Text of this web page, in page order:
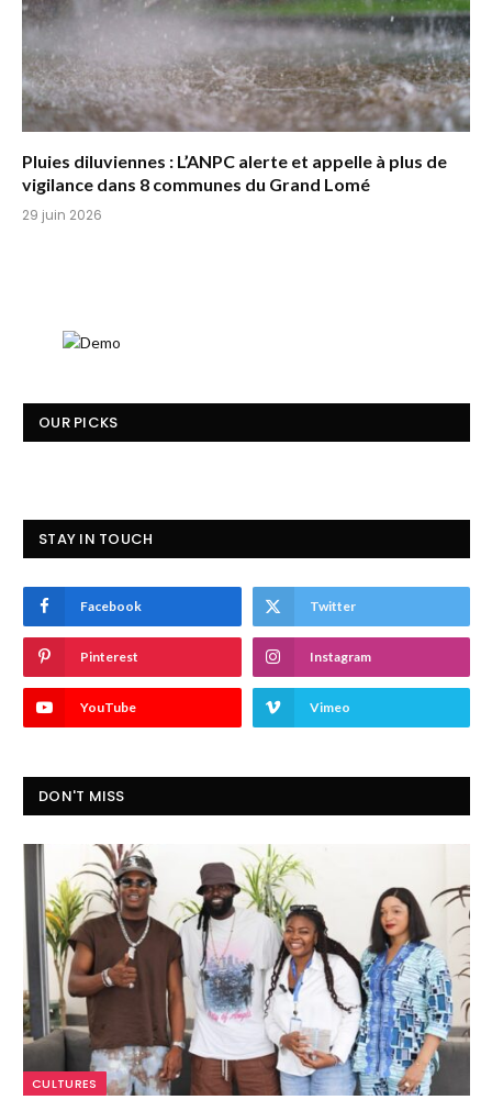
Pluies diluviennes : L’ANPC alerte et appelle à plus de
vigilance dans 8 communes du Grand Lomé
29 juin 2026
OUR PICKS
STAY IN TOUCH
Facebook Twitter
Pinterest Instagram
YouTube Vimeo
DON'T MISS
CULTURES